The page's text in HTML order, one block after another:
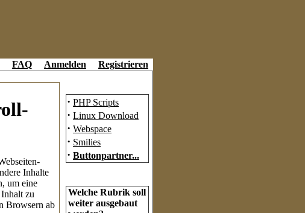
FAQ Anmelden Registrieren
Inhalte
um eine
zu
Browsern ab
· PHP Scripts
· Linux Download
· Webspace
· Smilies
· Buttonpartner...
Welche Rubrik soll
weiter ausgebaut